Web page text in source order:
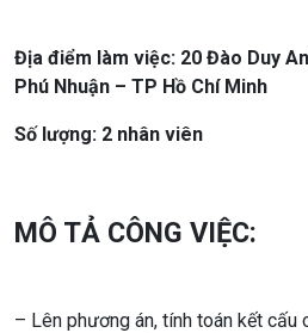
Địa điểm làm việc: 20 Đào Duy
Phú Nhuận – TP Hồ Chí Minh
Số lượng: 2 nhân viên
MÔ TẢ CÔNG VIỆC:
– Lên phương án, tính toán kết cấu